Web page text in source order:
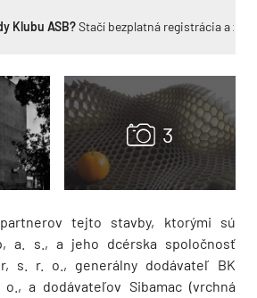
Klubu ASB?Stačí bezplatná registrácia a
tejto stavby, ktorými sú
a. s., a jeho dcérska spoločnosť
s. r. o., generálny dodávateľ BK
a dodávateľov Sibamac (vrchná